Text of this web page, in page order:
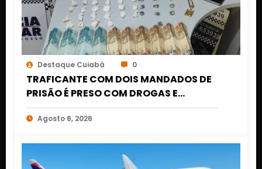
Destaque Cuiabá 0
TRAFICANTE COM DOIS MANDADOS DE
PRISÃO É PRESO COM DROGAS E
DINHEIRO NO 1º DE MARÇO EM CUIABÁ
Agosto 6, 2026